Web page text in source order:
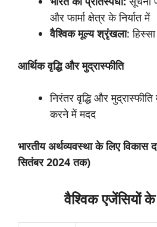
और फार्मा क्षेत्र के निर्यात में
वैश्विकमूल्यश्रृंखला:
आर्थिकवृद्धिऔरमुद्रास्फीति
निरंतर वृद्धि और
करने में मदद
भारतीय अर्थव्यवस्था के लिए विकास
सितंबर2024तक)
वैश्विकएजेंसियोंके